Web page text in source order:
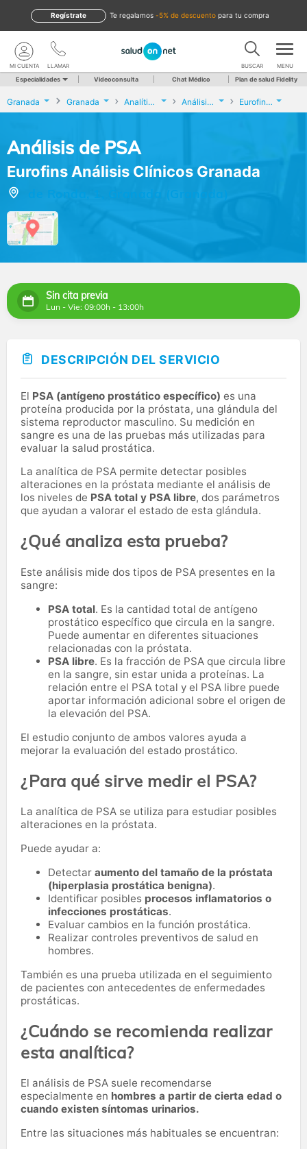
te regalamos -5% de descuento para tu compra
Regístrate
LLAMAR
MI CUENTA BUSCAR MENU
Especialidades Videoconsulta Chat Médico Plan de salud Fidelity
Granada Granada Analíticas y Genética Análisis de PSA Eurofins Análisis Clínicos Granada
Análisis de PSA
Eurofins Análisis Clínicos Granada
de Ronda, 1, Granada (Granada)
Sin cita previa
Lun - Vie: 09:00h - 13:00h
DESCRIPCIÓN DEL SERVICIO
El PSA (antígeno prostático específico) es una
proteína producida por la próstata, una glándula del
sistema reproductor masculino. Su medición en
sangre es una de las pruebas más utilizadas para
evaluar la salud prostática.
La analítica de PSA permite detectar posibles
alteraciones en la próstata mediante el análisis de
los niveles de PSA total y PSA libre, dos parámetros
que ayudan a valorar el estado de esta glándula.
¿Qué analiza esta prueba?
Este análisis mide dos tipos de PSA presentes en la
sangre:
PSA total. Es la cantidad total de antígeno
prostático específico que circula en la sangre.
Puede aumentar en diferentes situaciones
relacionadas con la próstata.
PSA libre. Es la fracción de PSA que circula libre
en la sangre, sin estar unida a proteínas. La
relación entre el PSA total y el PSA libre puede
aportar información adicional sobre el origen de
la elevación del PSA.
El estudio conjunto de ambos valores ayuda a
mejorar la evaluación del estado prostático.
¿Para qué sirve medir el PSA?
La analítica de PSA se utiliza para estudiar posibles
alteraciones en la próstata.
Puede ayudar a:
Detectar aumento del tamaño de la próstata
(hiperplasia prostática benigna).
Identificar posibles procesos inflamatorios o
infecciones prostáticas.
Evaluar cambios en la función prostática.
Realizar controles preventivos de salud en
hombres.
También es una prueba utilizada en el seguimiento
de pacientes con antecedentes de enfermedades
prostáticas.
¿Cuándo se recomienda realizar
esta analítica?
El análisis de PSA suele recomendarse
especialmente en hombres a partir de cierta edad o
cuando existen síntomas urinarios.
Entre las situaciones más habituales se encuentran: